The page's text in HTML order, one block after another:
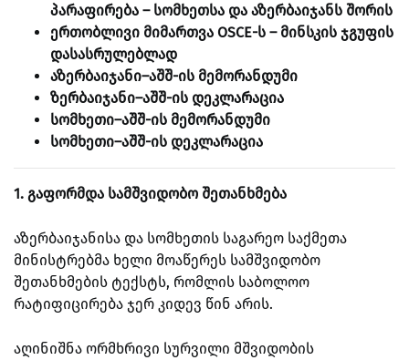
პარაფირება – სომხეთსა და აზერბაიჯანს შორის
ერთობლივი მიმართვა OSCE-ს – მინსკის ჯგუფის
დასასრულებლად
აზერბაიჯანი–აშშ-ის მემორანდუმი
ზერბაიჯანი–აშშ-ის დეკლარაცია
სომხეთი–აშშ-ის მემორანდუმი
სომხეთი–აშშ-ის დეკლარაცია
1. გაფორმდა სამშვიდობო შეთანხმება
აზერბაიჯანისა და სომხეთის საგარეო საქმეთა
მინისტრებმა ხელი მოაწერეს სამშვიდობო
შეთანხმების ტექსტს, რომლის საბოლოო
რატიფიცირება ჯერ კიდევ წინ არის.
აღინიშნა ორმხრივი სურვილი მშვიდობის